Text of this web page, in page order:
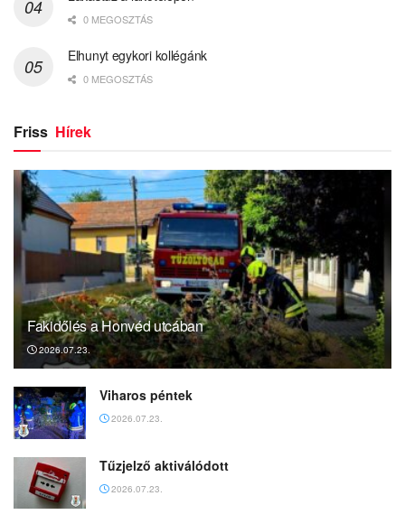
0 MEGOSZTÁS
Elhunyt egykori kollégánk
0 MEGOSZTÁS
Friss Hírek
Fakidőlés a Honvéd utcában
2026.07.23.
Viharos péntek
2026.07.23.
Tűzjelző aktiválódott
2026.07.23.